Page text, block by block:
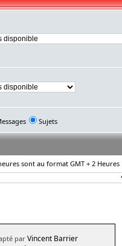
Sujets
sont au format GMT + 2 Heures
par Vincent Barrier